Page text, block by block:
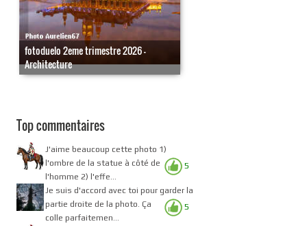
fotoduelo 2eme trimestre 2026 -
Architecture
Top commentaires
5
J'aime beaucoup cette photo 1)
l'ombre de la statue à côté de
l'homme 2) l'effe...
5
Je suis d'accord avec toi pour garder la
partie droite de la photo. Ça
colle parfaitemen...